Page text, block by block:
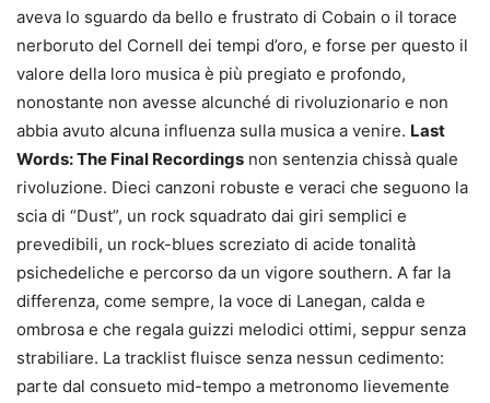
aveva lo sguardo da bello e frustrato di Cobain o il torace
nerboruto del Cornell dei tempi d’oro, e forse per questo il
valore della loro musica è più pregiato e profondo,
nonostante non avesse alcunché di rivoluzionario e non
abbia avuto alcuna influenza sulla musica a venire. Last
Words: The Final Recordings non sentenzia chissà quale
rivoluzione. Dieci canzoni robuste e veraci che seguono la
scia di “Dust”, un rock squadrato dai giri semplici e
prevedibili, un rock-blues screziato di acide tonalità
psichedeliche e percorso da un vigore southern. A far la
differenza, come sempre, la voce di Lanegan, calda e
ombrosa e che regala guizzi melodici ottimi, seppur senza
strabiliare. La tracklist fluisce senza nessun cedimento:
parte dal consueto mid-tempo a metronomo lievemente